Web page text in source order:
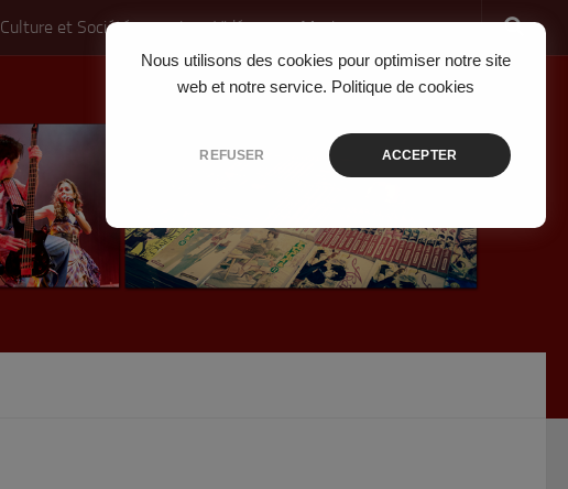
Nous utilisons des cookies pour optimiser notre site
web et notre service. Politique de cookies
REFUSER ACCEPTER
Culture et Société Jeux Vidéo Musique